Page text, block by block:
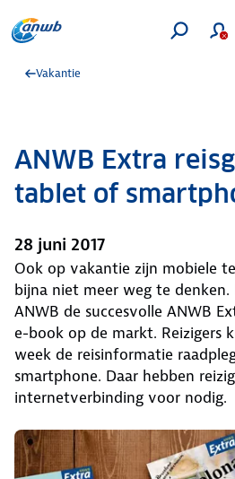
Vakantie
ANWB Extra
tablet of
28 juni 2017
Ook op vakantie zijn mobiele
bijna niet meer weg te
ANWB de succesvolle ANWB
e-book op de markt. Reizigers
week de reisinformatie
smartphone. Daar hebben
internetverbinding voor nodig.